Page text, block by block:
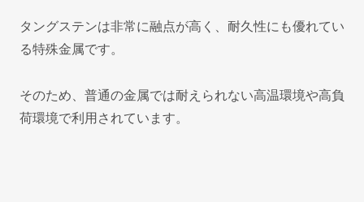
タングステンは非常に融点が高く、耐久性にも優れてい
る特殊金属です。
そのため、普通の金属では耐えられない高温環境や高負
荷環境で利用されています。